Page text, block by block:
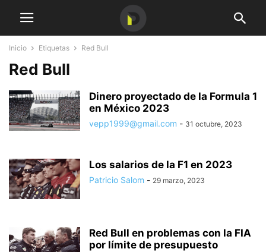
Inicio Etiquetas Red Bull
Red Bull
Dinero proyectado de la Formula 1
en México 2023
vepp1999@gmail.com - 31 octubre, 2023
Los salarios de la F1 en 2023
Patricio Salom - 29 marzo, 2023
Red Bull en problemas con la FIA
por límite de presupuesto